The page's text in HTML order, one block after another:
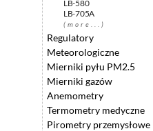
LB-580
LB-705A
(more...)
Regulatory
Meteorologiczne
Mierniki pyłu PM2.5
Mierniki gazów
Anemometry
Termometry medyczne
Pirometry przemysłowe